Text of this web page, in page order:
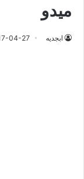
ميدو
ابجديه 04-27